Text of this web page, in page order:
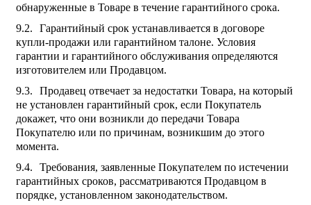
обнаруженные в Товаре в течение гарантийного срока.
Гарантийный срок устанавливается в договоре
купли-продажи или гарантийном талоне. Условия
гарантии и гарантийного обслуживания определяются
изготовителем или Продавцом.
Продавец отвечает за недостатки Товара, на который
не установлен гарантийный срок, если Покупатель
докажет, что они возникли до передачи Товара
Покупателю или по причинам, возникшим до этого
момента.
Требования, заявленные Покупателем по истечении
гарантийных сроков, рассматриваются Продавцом в
порядке, установленном законодательством.